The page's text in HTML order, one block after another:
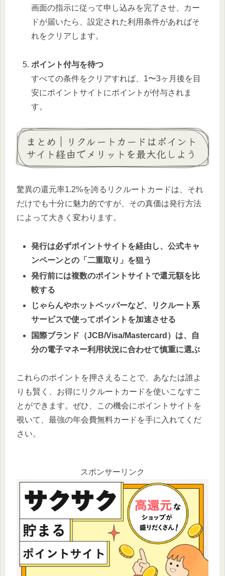
画面の指示に従って申し込みを完了させ、カー
ドが届いたら、設定された利用条件があればそ
れをクリアします。
ポイント付与を待つ
すべての条件をクリアすれば、1〜3ヶ月後を目
安にポイントサイトにポイントが付与されま
す。
まとめ｜リクルートカードはポイント
サイト経由でメリットを最大化しよう
驚異の還元率1.2%を誇るリクルートカードは、それ
だけでも十分に魅力的ですが、その真価は発行方法
によって大きく変わります。
発行は必ずポイントサイトを経由し、公式キャ
ンペーンとの「二重取り」を狙う
発行前には複数のポイントサイトで還元額を比
較する
じゃらんやホットペッパーなど、リクルート系
サービスで使ってポイントを加速させる
国際ブランド（JCB/Visa/Mastercard）は、自
分の電子マネー利用状況に合わせて慎重に選ぶ
これらのポイントを押さえることで、あなたは誰よ
りも賢く、お得にリクルートカードを使いこなすこ
とができます。ぜひ、この機会にポイントサイトを
覗いて、最強の年会費無料カードを手に入れてくだ
さい。
スポンサーリンク